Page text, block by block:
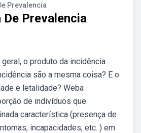
Prevalencia
De Prevalencia
o produto da incidência.
são a mesma coisa? E o
e letalidade? Weba
de indivíduos que
característica (presença de
incapacidades, etc. ) em